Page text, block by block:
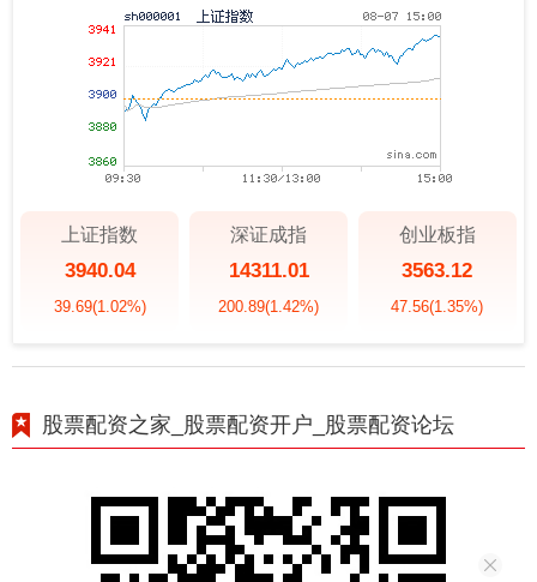
上证指数
3940.04
39.69(1.02%)
深证成指
14311.01
200.89(1.42%)
创业板指
3563.12
47.56(1.35%)
股票配资之家_股票配资开户_股票配资论坛